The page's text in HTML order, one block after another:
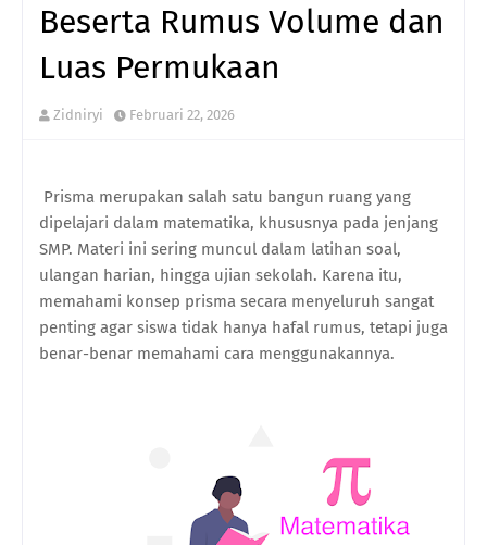
Beserta Rumus Volume dan
Luas Permukaan
Zidniryi Februari 22, 2026
Prisma merupakan salah satu bangun ruang yang
dipelajari dalam matematika, khususnya pada jenjang
SMP. Materi ini sering muncul dalam latihan soal,
ulangan harian, hingga ujian sekolah. Karena itu,
memahami konsep prisma secara menyeluruh sangat
penting agar siswa tidak hanya hafal rumus, tetapi juga
benar-benar memahami cara menggunakannya.